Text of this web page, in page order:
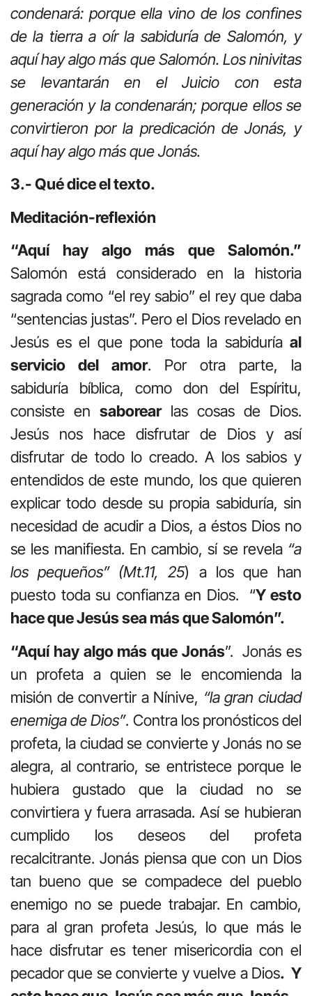
condenará: porque ella vino de los confines
de la tierra a oír la sabiduría de Salomón, y
aquí hay algo más que Salomón. Los ninivitas
se levantarán en el Juicio con esta
generación y la condenarán; porque ellos se
convirtieron por la predicación de Jonás, y
aquí hay algo más que Jonás.
3.- Qué dice el texto.
Meditación-reflexión
“Aquí hay algo más que Salomón.”
Salomón está considerado en la historia
sagrada como “el rey sabio” el rey que daba
“sentencias justas”. Pero el Dios revelado en
Jesús es el que pone toda la sabiduría al
servicio del amor. Por otra parte, la
sabiduría bíblica, como don del Espíritu,
consiste en saborearlas cosas de Dios.
Jesús nos hace disfrutar de Dios y así
disfrutar de todo lo creado. A los sabios y
entendidos de este mundo, los que quieren
explicar todo desde su propia sabiduría, sin
necesidad de acudir a Dios, a éstos Dios no
se les manifiesta. En cambio, sí se revela “a
los pequeños” (Mt.11, 25) a los que han
puesto toda su confianza en Dios. “Y esto
hace que Jesús sea más que Salomón”.
“Aquí hay algo más que Jonás”. Jonás es
un profeta a quien se le encomienda la
misión de convertir a Nínive, “la gran ciudad
enemiga de Dios”. Contra los pronósticos del
profeta, la ciudad se convierte y Jonás no se
alegra, al contrario, se entristece porque le
hubiera gustado que la ciudad no se
convirtiera y fuera arrasada. Así se hubieran
cumplido los deseos del profeta
recalcitrante. Jonás piensa que con un Dios
tan bueno que se compadece del pueblo
enemigo no se puede trabajar. En cambio,
para al gran profeta Jesús, lo que más le
hace disfrutar es tener misericordia con el
pecador que se convierte y vuelve a Dios. Y